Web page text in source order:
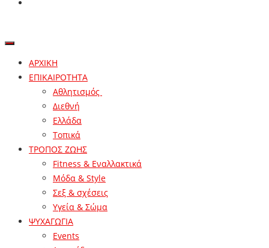
ΑΡΧΙΚΗ
ΕΠΙΚΑΙΡΟΤΗΤΑ
Αθλητισμός
Διεθνή
Ελλάδα
Τοπικά
ΤΡΟΠΟΣ ΖΩΗΣ
Fitness & Εναλλακτικά
Μόδα & Style
Σεξ & σχέσεις
Υγεία & Σώμα
ΨΥΧΑΓΩΓΙΑ
Events